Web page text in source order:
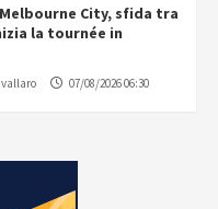
City, sfida tra
la tournée in
07/08/2026 06:30